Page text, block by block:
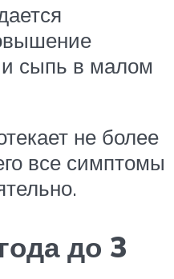
сыпь в малом
не более
все симптомы
до 3